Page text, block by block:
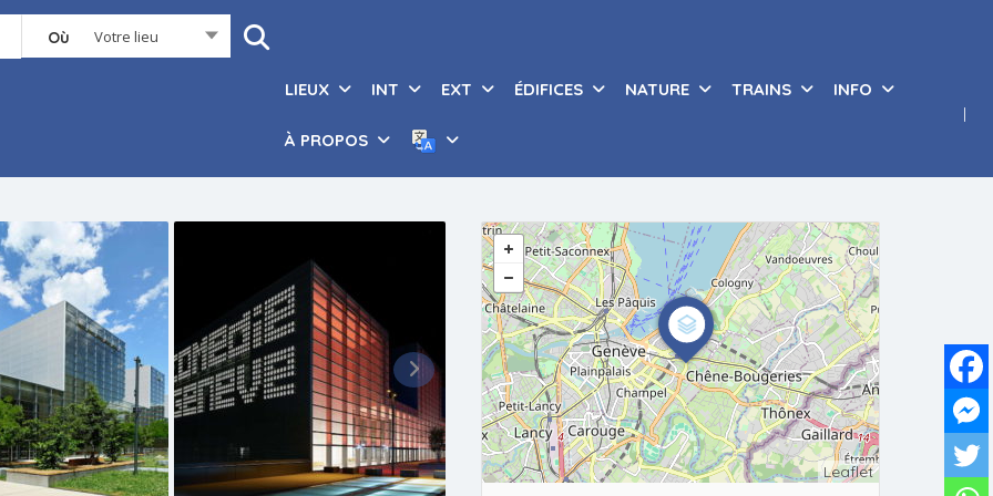
Où Votre lieu
LIEUX INT EXT ÉDIFICES NATURE TRAINS INFO
À PROPOS
Leaflet